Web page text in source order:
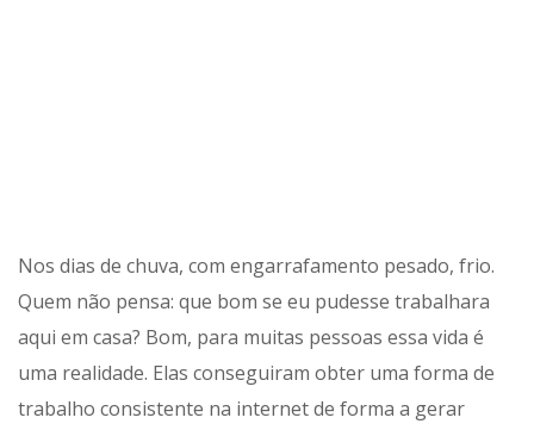
Nos dias de chuva, com engarrafamento pesado, frio.
Quem não pensa: que bom se eu pudesse trabalhara
aqui em casa? Bom, para muitas pessoas essa vida é
uma realidade. Elas conseguiram obter uma forma de
trabalho consistente na internet de forma a gerar